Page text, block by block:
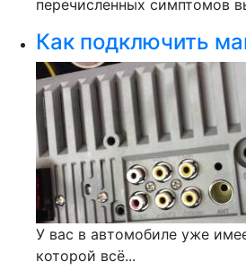
перечисленных симптомов
Как подключить
У вас в автомобиле уже
которой всё...